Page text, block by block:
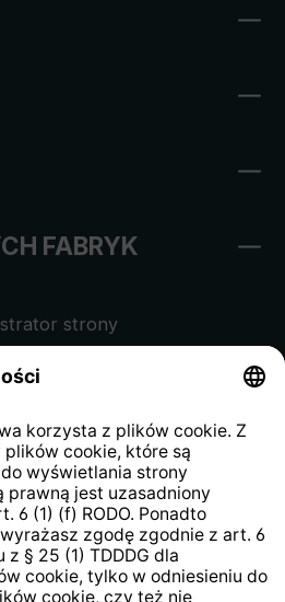
FABRYK
strony
strony
podatkowa
nieprawidłowości